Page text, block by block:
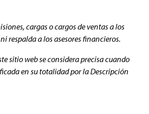
cargas o cargos de ventas a los
respalda a los asesores financieros.
sitio web se considera precisa cuando
en su totalidad por la Descripción